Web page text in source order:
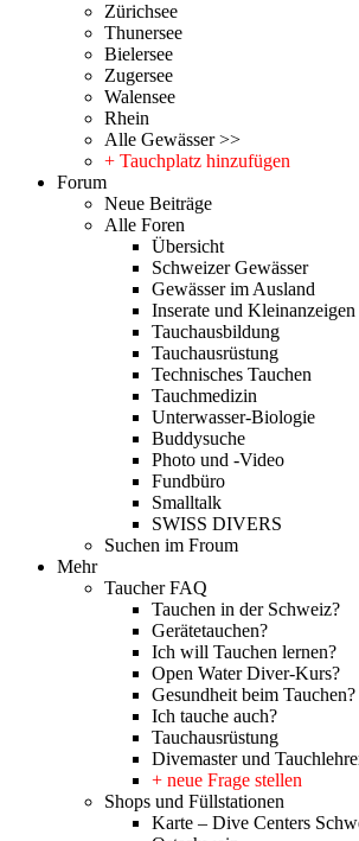
Zürichsee
Thunersee
Bielersee
Zugersee
Walensee
Rhein
Alle Gewässer >>
+ Tauchplatz hinzufügen
Forum
Neue Beiträge
Alle Foren
Übersicht
Schweizer Gewässer
Gewässer im Ausland
Inserate und Kleinanzeigen
Tauchausbildung
Tauchausrüstung
Technisches Tauchen
Tauchmedizin
Unterwasser-Biologie
Buddysuche
Photo und -Video
Fundbüro
Smalltalk
SWISS DIVERS
Suchen im Froum
Mehr
Taucher FAQ
Tauchen in der Schweiz?
Gerätetauchen?
Ich will Tauchen lernen?
Open Water Diver-Kurs?
Gesundheit beim Tauchen?
Ich tauche auch?
Tauchausrüstung
Divemaster und
+ neue Frage stellen
Shops und Füllstationen
Karte – Dive Centers